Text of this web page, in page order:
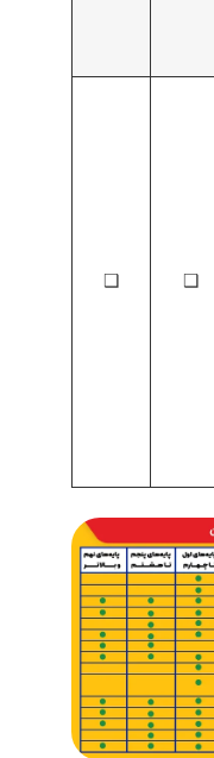
❑
❑